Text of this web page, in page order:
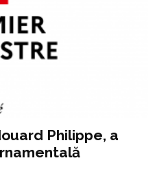
Philippe, a